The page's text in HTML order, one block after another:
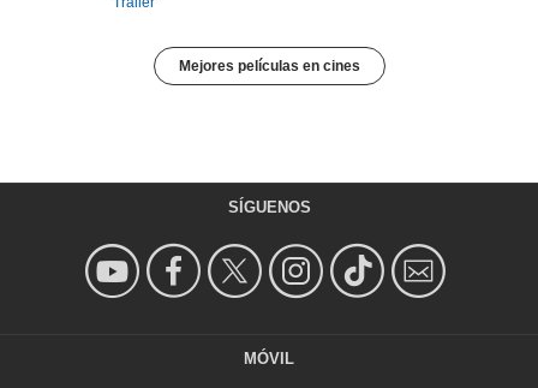
Mejores películas en cines
SÍGUENOS
MÓVIL